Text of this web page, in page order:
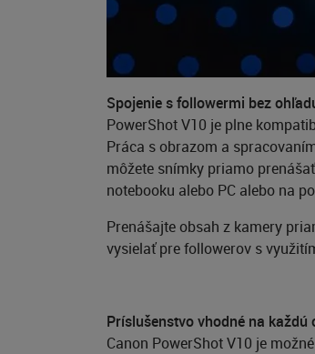
Spojenie s followermi bez
PowerShot V10 je plne
Práca s obrazom a
môžete snímky priamo
notebooku alebo PC alebo na
Prenášajte obsah z kamery
vysielať pre followerov s
Príslušenstvo vhodné na každú
Canon PowerShot V10 je